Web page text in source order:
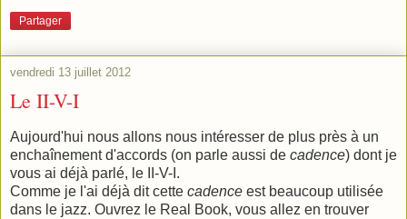
Partager
vendredi 13 juillet 2012
Le II-V-I
Aujourd'hui nous allons nous intéresser de plus près à un
enchaînement d'accords (on parle aussi de cadence) dont je
vous ai déjà parlé, le II-V-I.
Comme je l'ai déjà dit cette cadence est beaucoup utilisée
dans le jazz. Ouvrez le Real Book, vous allez en trouver